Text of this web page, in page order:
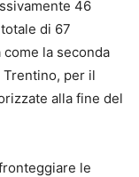
46
di 67
la seconda
per il
alla fine del
le